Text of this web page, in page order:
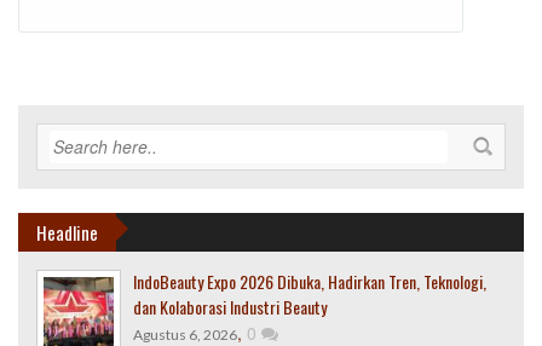
Headline
IndoBeauty Expo 2026 Dibuka, Hadirkan Tren, Teknologi,
dan Kolaborasi Industri Beauty
Agustus 6, 2026, 0